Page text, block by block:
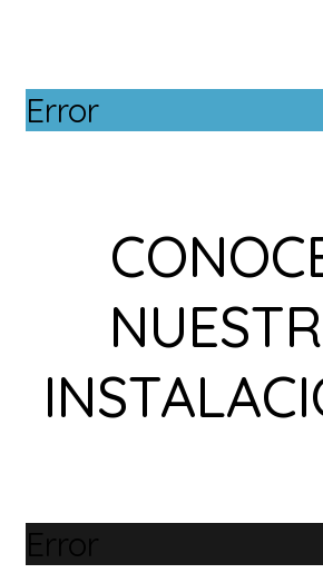
Error
Error